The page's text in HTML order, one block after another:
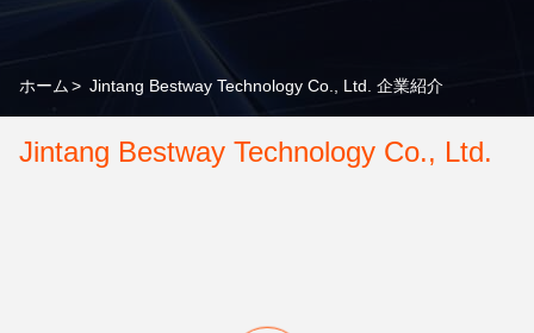
ホーム> Jintang Bestway Technology Co., Ltd. 企業紹介
Jintang Bestway Technology Co., Ltd.